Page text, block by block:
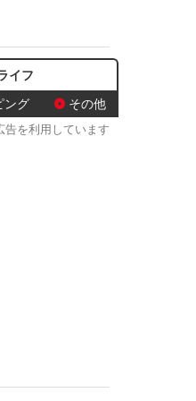
ング その他
イフ
を利用しています